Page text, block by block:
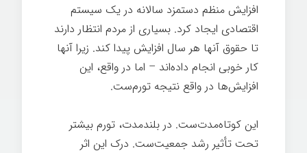
افزایش منظم دستمزد سالانه در یک سیستم
اقتصادی ایجاد کرد. بسیاری از مردم انتظار دارند
تا حقوق آنها هر سال افزایش پیدا کند. زیرا آنها
کار خوبی انجام داده‌اند – اما در واقع، این
افزایش‌ها در واقع نتیجه تورم‌ست.
این کوتاه‌مدت‌ست. در بلندمدت، تورم بیشتر
تحت تأثیر رشد جمعیت‌ست. درک این اثر